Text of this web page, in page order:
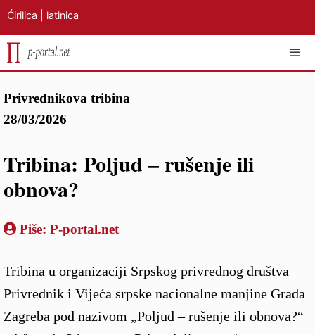
na
sadržaj
Ćirilica latinica
Privrednikova tribina
28/03/2026
Tribina: Poljud – rušenje ili
obnova?
Piše: P-portal.net
Tribina u organizaciji Srpskog privrednog društva
Privrednik i Vijeća srpske nacionalne manjine Grada
Zagreba pod nazivom „Poljud – rušenje ili obnova?“